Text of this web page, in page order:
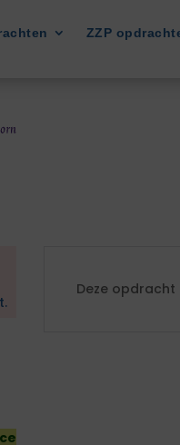
ZZP
Deze opdracht